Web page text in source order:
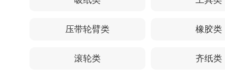
压带轮臂类 橡胶类
滚轮类 齐纸类